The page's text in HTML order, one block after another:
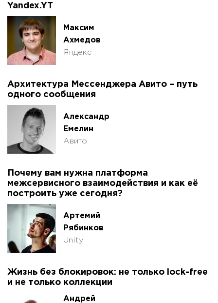
Yandex.YT
Максим
Ахмедов
Яндекс
Архитектура Мессенджера Авито – путь
одного сообщения
Александр
Емелин
Авито
Почему вам нужна платформа
межсервисного взаимодействия и как её
построить уже сегодня?
Артемий
Рябинков
Unity
Жизнь без блокировок: не только lock-free
и не только коллекции
Андрей